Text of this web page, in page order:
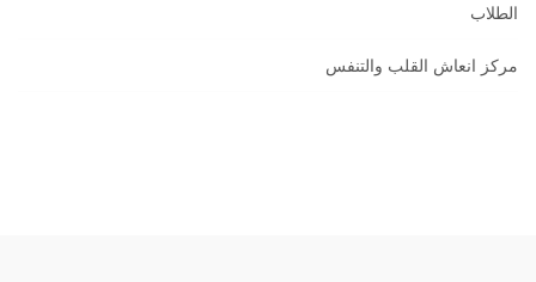
الطلاب
مركز انعاش القلب والتنفس